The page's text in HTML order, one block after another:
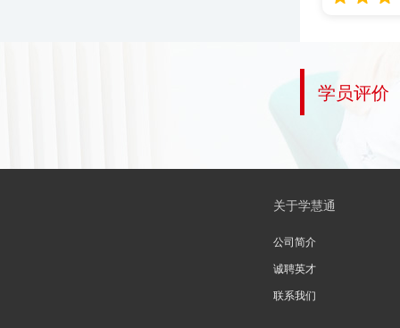
学员评价
关于学慧通
公司简介
诚聘英才
联系我们